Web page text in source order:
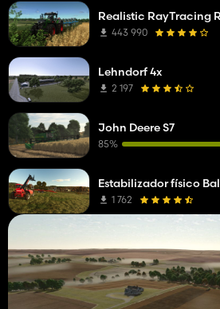
Realistic RayTracing
443 990
Lehndorf 4x
2 197
John Deere S7
85%
Estabilizador físico
1 762